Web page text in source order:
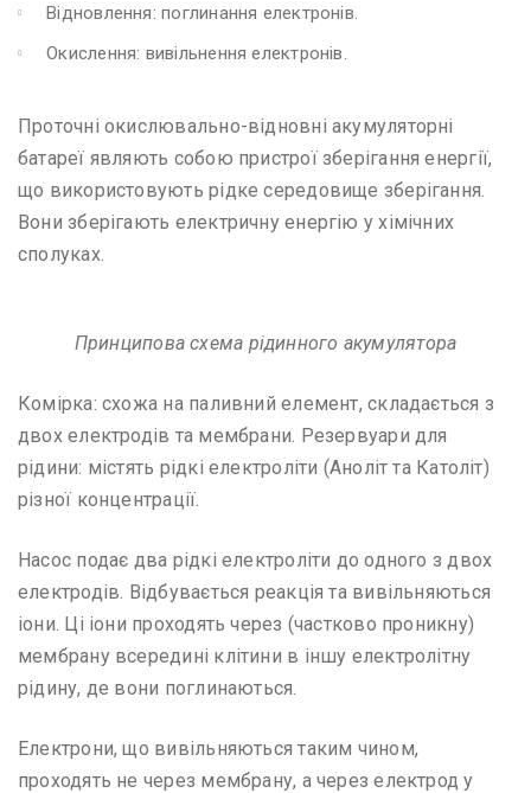
Відновлення: поглинання електронів.
Окислення: вивільнення електронів.
Проточні окислювально-відновні акумуляторні
батареї являють собою пристрої зберігання енергії,
що використовують рідке середовище зберігання.
Вони зберігають електричну енергію у хімічних
сполуках.
Принципова схема рідинного акумулятора
Комірка: схожа на паливний елемент, складається з
двох електродів та мембрани. Резервуари для
рідини: містять рідкі електроліти (Аноліт та Католіт)
різної концентрації.
Насос подає два рідкі електроліти до одного з двох
електродів. Відбувається реакція та вивільняються
іони. Ці іони проходять через (частково проникну)
мембрану всередині клітини в іншу електролітну
рідину, де вони поглинаються.
Електрони, що вивільняються таким чином,
проходять не через мембрану, а через електрод у